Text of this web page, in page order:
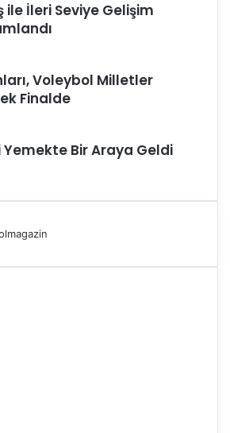
ile İleri Seviye Gelişim
Voleybol Milletler
Finalde
Yemekte Bir Araya Geldi